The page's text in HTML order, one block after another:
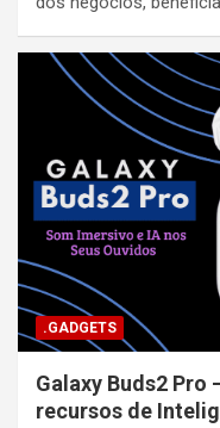
.GADGETS
Galaxy Buds2 Pro
recursos de